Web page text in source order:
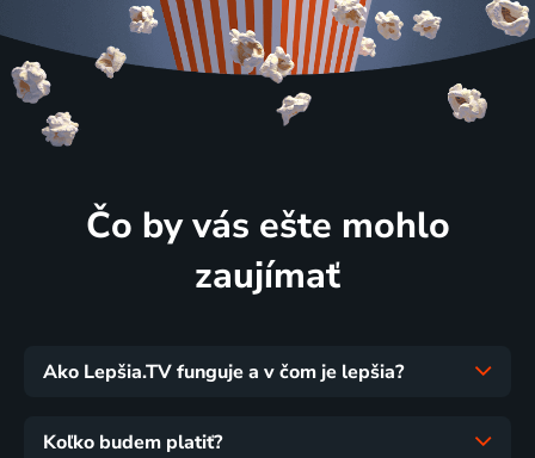
Čo by vás ešte mohlo
zaujímať
Ako Lepšia.TV funguje a v čom je lepšia?
Koľko budem platiť?